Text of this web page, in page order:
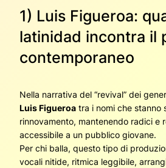
1) Luis Figueroa:
latinidad incontra il
contemporaneo
Nella narrativa del “revival” dei
Luis Figueroa tra i nomi che stanno
rinnovamento, mantenendo radici e
accessibile a un pubblico giovane.
Per chi balla, questo tipo di
vocali nitide, ritmica leggibile,